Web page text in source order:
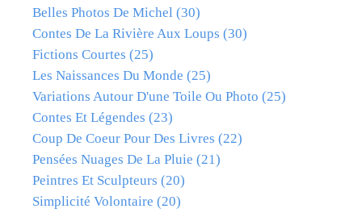
Belles Photos De Michel (30)
Contes De La Rivière Aux Loups (30)
Fictions Courtes (25)
Les Naissances Du Monde (25)
Variations Autour D'une Toile Ou Photo (25)
Contes Et Légendes (23)
Coup De Coeur Pour Des Livres (22)
Pensées Nuages De La Pluie (21)
Peintres Et Sculpteurs (20)
Simplicité Volontaire (20)